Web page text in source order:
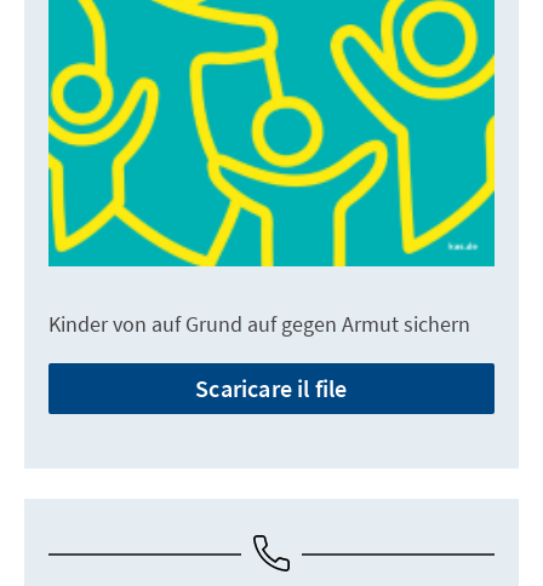
Kinder von auf Grund auf gegen Armut sichern
Scaricare il file